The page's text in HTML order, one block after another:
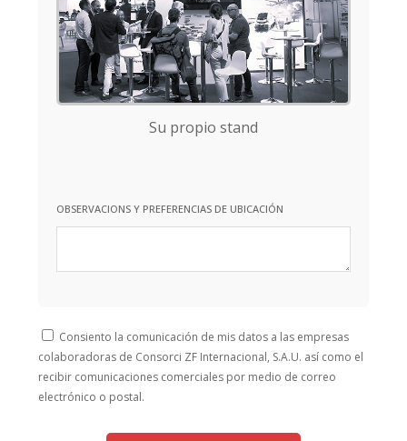
Su propio stand
OBSERVACIONS Y PREFERENCIAS DE UBICACIÓN
Consiento la comunicación de mis datos a las empresas
colaboradoras de Consorci ZF Internacional, S.A.U. así como el
recibir comunicaciones comerciales por medio de correo
electrónico o postal.